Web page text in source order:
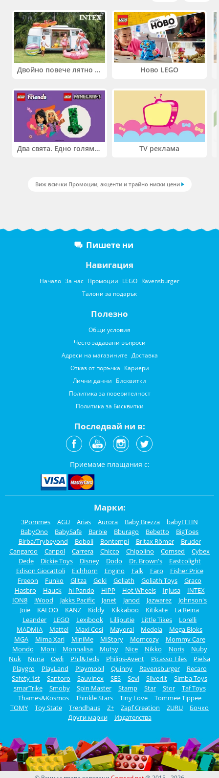
Двойно повече лятно забавление! Купи 2 продукта INTEX и вземи -33%
Два свята. Едно голямо приключение. Купи 2 продукта LEGO® Friends и/или LEGO® Minecraft и вземи -27%
Ново LEGO
TV реклама
Виж всички Промоции, акценти и трайно ниски цени
Пишете ни
Навигация
Начало За нас Промоции LEGO Ravensburger
Талони за подарък
Полезно
Общи условия
Често задавани въпроси
Адреси на магазините Доставка
Отказ от поръчка Кариери
Лични данни Бисквитки
Политика за поверителност
Политика за Бисквитки
Последвай ни в:
Приемаме плащания с:
Марки:
3Pommes AGU Arias Aurora Baby Brezza
babyFEHN
BabyOno
BabySafe Barbie Bburago Bebetto
BigToes
Birba/Trybeyond
Boboli Bontempi Britax Römer
Bruder
Cangaroo
Canpol Carrera Chicco Chipolino Comsed
Cybex
Dede
Dickie Toys Disney Dodo Dr. Brown's
Eastcolight
Edison Giocattoli
Eichhorn Engino Falk Faro
Fisher Price
Freeon
Funko Glitza Goki Goliath Goliath Toys
Graco
Hasbro
Hauck hi Pando HiPP Hot Wheels Injusa
INTEX
ION8
iWood Jakks Pacific Janet Janod Jazwarez
Johnson's
Joie
KALOO KANZ Kiddy Kikkaboo Kitikate
La Reina
Leander
LEGO Lexibook Lilliputie Little Tikes
Lorelli
MADMIA
Mattel Maxi Cosi Mayoral Medela
Mega Bloks
MGA
Mima Xari MiniMe MiStory Momcozy
Mommy Care
Mondo
Moni Monnalisa Mutsy Nice Nikko Noris
Nuby
Nuk
Nuna Owli Phil&Teds Philips-Avent Picasso Tiles
Pielsa
Playgro
PlayLand Playmobil Quinny Ravensburger
Recaro
Safety 1st
Santoro Sauvinex SES Sevi Silverlit
Simba Toys
smarTrike
Smoby Spin Master Stamp Star Stor
Taf Toys
Thames&Kosmos
Thinkle Stars Tiny Love
Tommee Tippee
TOMY
Toy State Trendhaus Z+ Zapf Creation ZURU
Бочко
Други марки
Издателства